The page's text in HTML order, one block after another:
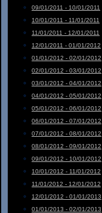
09/01/2011 - 10/01/2011
10/01/2011 - 11/01/2011
11/01/2011 - 12/01/2011
12/01/2011 - 01/01/2012
01/01/2012 - 02/01/2012
02/01/2012 - 03/01/2012
03/01/2012 - 04/01/2012
04/01/2012 - 05/01/2012
05/01/2012 - 06/01/2012
06/01/2012 - 07/01/2012
07/01/2012 - 08/01/2012
08/01/2012 - 09/01/2012
09/01/2012 - 10/01/2012
10/01/2012 - 11/01/2012
11/01/2012 - 12/01/2012
12/01/2012 - 01/01/2013
01/01/2013 - 02/01/2013